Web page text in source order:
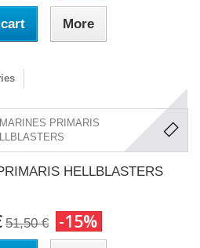
More
HELLBLASTERS
51,50 € -15%